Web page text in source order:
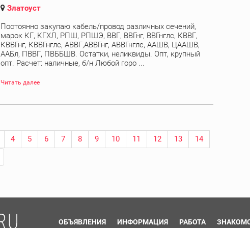
Златоуст
Постоянно закупаю кабель/провод различных сечений,
марок КГ, КГХЛ, РПШ, РПШЭ, ВВГ, ВВГнг, ВВГнглс, КВВГ,
КВВГнг, КВВГнглс, АВВГ,АВВГнг, АВВГнглс, ААШВ, ЦААШВ,
ААБл, ПВВГ, ПВББШВ. Остатки, неликвиды. Опт, крупный
опт. Расчет: наличные, б/н Любой горо ...
Читать далее
4 5 6 7 8 9 10 11 12 13
14
ОБЪЯВЛЕНИЯ ИНФОРМАЦИЯ РАБОТА